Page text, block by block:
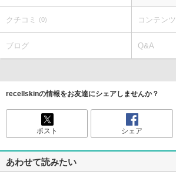
クチコミ (0) コンテンツ
ブログ Q&A
recellskinの情報をお友達にシェアしませんか？
ポスト シェア
あわせて読みたい